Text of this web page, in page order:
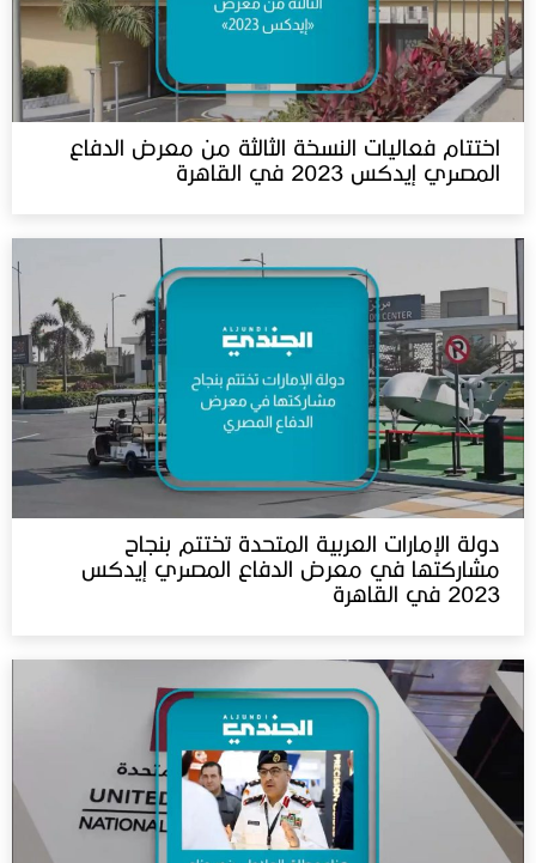
اختتام فعاليات النسخة الثالثة من معرض الدفاع
المصري إيدكس 2023 في القاهرة
دولة الإمارات العربية المتحدة تختتم بنجاح
مشاركتها في معرض الدفاع المصري إيدكس
2023 في القاهرة